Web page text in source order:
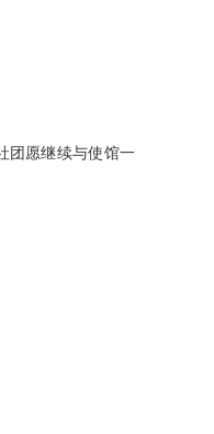
团愿继续与使馆一